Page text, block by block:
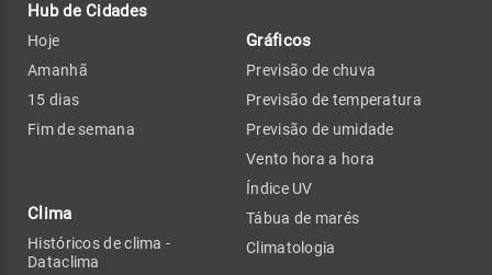
Hub de Cidades
Hoje
Amanhã
15 dias
Fim de semana
Clima
Históricos de clima -
Dataclima
Gráficos
Previsão de chuva
Previsão de temperatura
Previsão de umidade
Vento hora a hora
Índice UV
Tábua de marés
Climatologia